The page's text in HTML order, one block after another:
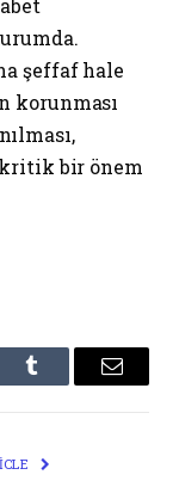
şeffaf hale
korunması
kritik bir önem
Tumblr Email